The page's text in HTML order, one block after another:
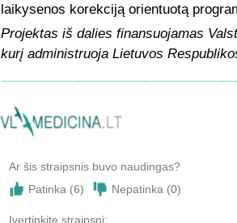
laikysenos korekciją orientuotą
Projektas iš dalies finansuojamas
kurį administruoja Lietuvos
Ar šis straipsnis buvo naudingas?
Patinka (6) Nepatinka (0)
Įvertinkite straipsni: